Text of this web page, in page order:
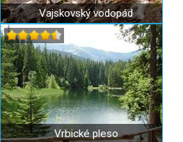
Vajskovský vodopád
Vrbické pleso